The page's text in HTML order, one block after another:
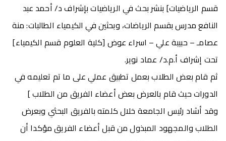
قسم الرياضيات] بنشر بحث في الرياضيات بإشراف د/ أحمد عبد
النافع مدرس بقسم الرياضات، وبحثين في الكيمياء الطالبات: منة
عصامـ – حبيبة علي – اسراء عوض [كلية العلوم قسم الكيمياء]
تحت إشراف أ.م.د/ عماد نوير.
ثم قام بعض الطلاب بعمل تطبيق عملي على ما تم تعليمه في
الدورات حيث قام بالعرض بعض أعضاء الفريق من الطلاب ]
وقد أشاد رئيس الجامعة خلال كلمته بالفريق البحثي وبعرض
الطلاب والمجهود المبذول من قبل أعضاء الفريق مؤكدا أن